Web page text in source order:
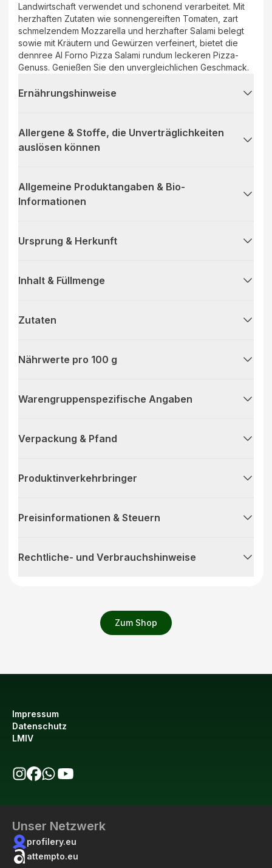
Zum Shop
Landwirtschaft verwendet und schonend verarbeitet. Mit
herzhaften Zutaten wie sonnengereiften Tomaten, zart
schmelzendem Mozzarella und herzhafter Salami belegt
sowie mit Kräutern und Gewürzen verfeinert, bietet die
dennree Al Forno Pizza Salami rundum leckeren Pizza-
Genuss. Genießen Sie den unvergleichlichen Geschmack.
Ernährungshinweise
Allergene & Stoffe, die Unverträglichkeiten
auslösen können
Allgemeine Produktangaben & Bio-
Informationen
Ursprung & Herkunft
Inhalt & Füllmenge
Zutaten
Nährwerte pro 100 g
Warengruppenspezifische Angaben
Verpackung & Pfand
Produktinverkehrbringer
Preisinformationen & Steuern
Rechtliche- und Verbrauchshinweise
Impressum
Datenschutz
LMIV
Unser Netzwerk
profilery.eu
attempto.eu